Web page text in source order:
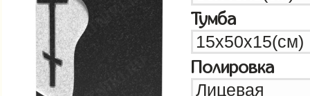
Тумба
Полировка